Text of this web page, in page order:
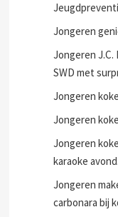
Jongeren
Jongeren
SWD met
Jongeren
Jongeren
Jongeren
karaoke avond.
Jongeren
carbonara bij